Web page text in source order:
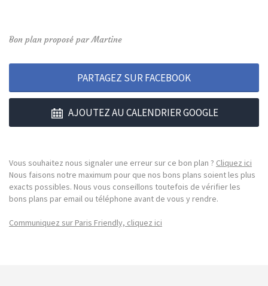
Bon plan proposé par Martine
PARTAGEZ SUR FACEBOOK
AJOUTEZ AU CALENDRIER GOOGLE
Vous souhaitez nous signaler une erreur sur ce bon plan ? Cliquez ici
Nous faisons notre maximum pour que nos bons plans soient les plus
exacts possibles. Nous vous conseillons toutefois de vérifier les
bons plans par email ou téléphone avant de vous y rendre.
Communiquez sur Paris Friendly, cliquez ici